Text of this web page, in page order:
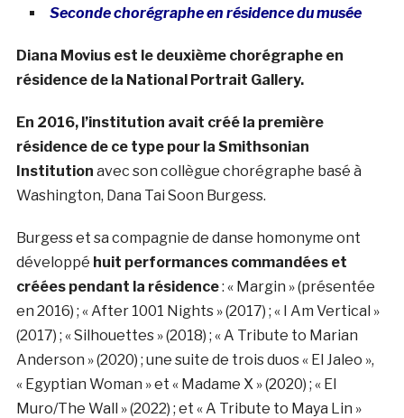
Seconde chorégraphe en résidence du musée
Diana Movius est le deuxième chorégraphe en
résidence de la National Portrait Gallery.
En 2016, l’institution avait créé la première
résidence de ce type pour la Smithsonian
Institution avec son collègue chorégraphe basé à
Washington, Dana Tai Soon Burgess.
Burgess et sa compagnie de danse homonyme ont
développé huit performances commandées et
créées pendant la résidence: « Margin » (présentée
en 2016) ; « After 1001 Nights » (2017) ; « I Am Vertical »
(2017) ; « Silhouettes » (2018) ; « A Tribute to Marian
Anderson » (2020) ; une suite de trois duos « El Jaleo »,
« Egyptian Woman » et « Madame X » (2020) ; « El
Muro/The Wall » (2022) ; et « A Tribute to Maya Lin »